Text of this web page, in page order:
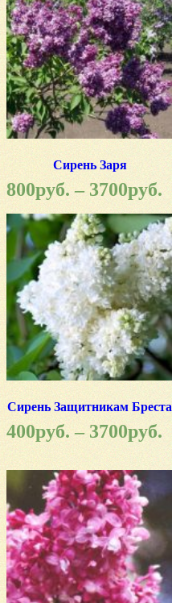
Сирень Заря
800руб.– 3700руб.
Сирень Защитникам Бреста
400руб.– 3700руб.